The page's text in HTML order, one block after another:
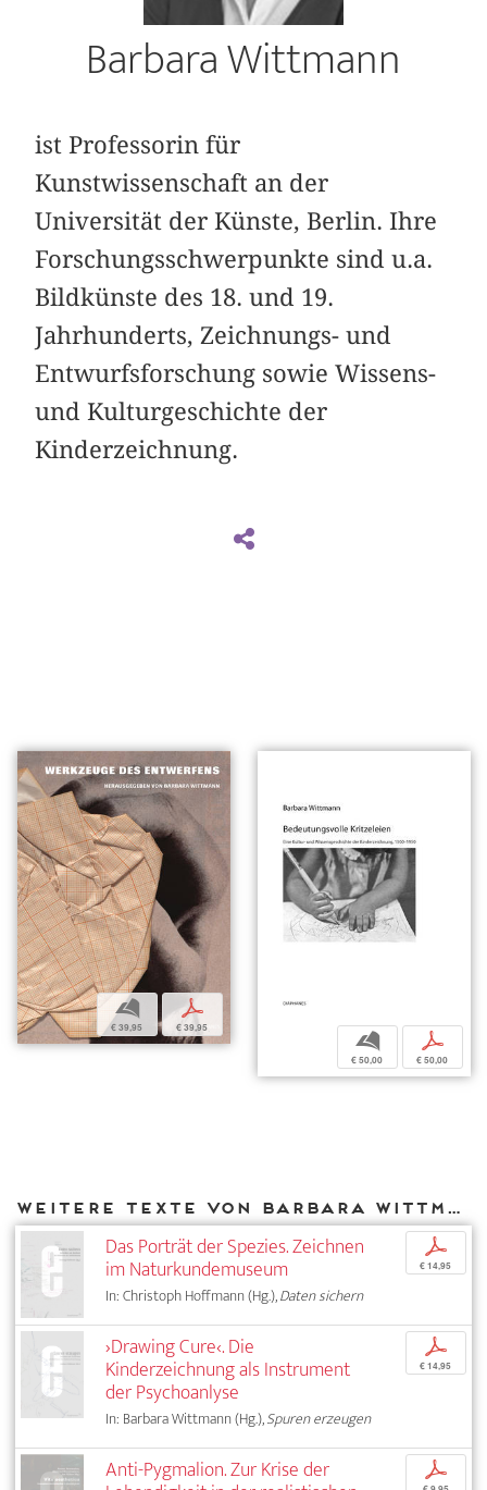
Barbara Wittmann
ist Professorin für
Kunstwissenschaft an der
Universität der Künste, Berlin. Ihre
Forschungsschwerpunkte sind u.a.
Bildkünste des 18. und 19.
Jahrhunderts, Zeichnungs- und
Entwurfsforschung sowie Wissens-
und Kulturgeschichte der
Kinderzeichnung.
b
€ 39,95
p
€ 39,95
b
€ 50,00
p
€ 50,00
Weitere Texte von Barbara Wittmann bei DIAPHANES
Das Porträt der Spezies. Zeichnen
im Naturkundemuseum
In: Christoph Hoffmann (Hg.),Daten sichern
p
€ 14,95
›Drawing Cure‹. Die
Kinderzeichnung als Instrument
der Psychoanlyse
In: Barbara Wittmann (Hg.),Spuren erzeugen
p
€ 14,95
Anti-Pygmalion. Zur Krise der p